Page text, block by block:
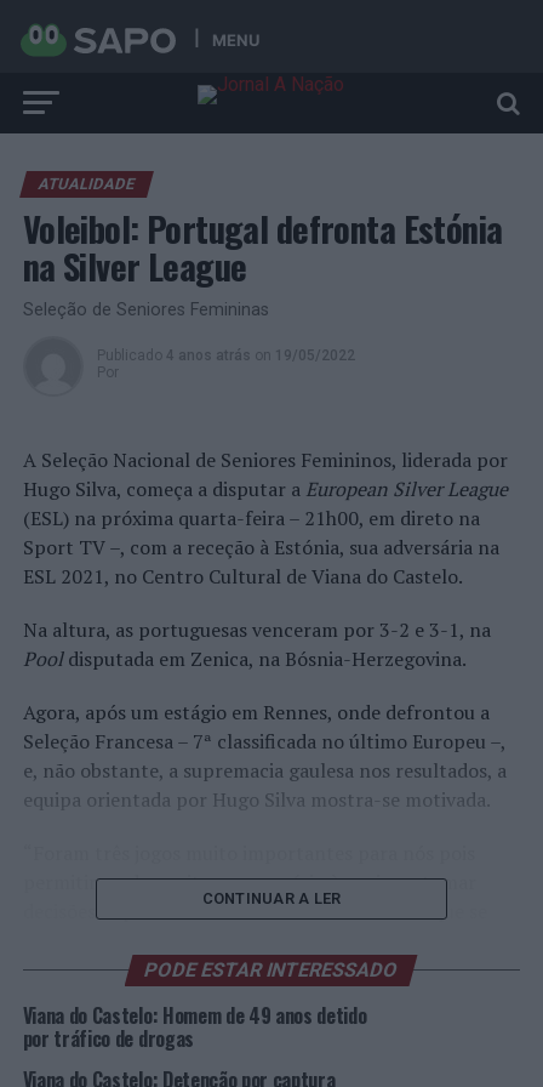
MENU
ATUALIDADE
Voleibol: Portugal defronta Estónia
na Silver League
Seleção de Seniores Femininas
Publicado 4 anos atrás on 19/05/2022
Por
A Seleção Nacional de Seniores Femininos, liderada por
Hugo Silva, começa a disputar a European Silver League
(ESL) na próxima quarta-feira – 21h00, em direto na
Sport TV –, com a receção à Estónia, sua adversária na
ESL 2021, no Centro Cultural de Viana do Castelo.
Na altura, as portuguesas venceram por 3-2 e 3-1, na
Pooldisputada em Zenica, na Bósnia-Herzegovina.
Agora, após um estágio em Rennes, onde defrontou a
Seleção Francesa – 7ª classificada no último Europeu –,
e, não obstante, a supremacia gaulesa nos resultados, a
equipa orientada por Hugo Silva mostra-se motivada.
permitiram dar o ritmo necessário à equipa e tomar
decisões importantes relativamente às atletas que se
aí vêm. NestaSilver League[Portugal, Estónia,
difícil será a Suécia, mas a minha preocupação é a nossa
Seleção e é com as nossas jogadoras que quero deixar
CONTINUAR A LER
PODE ESTAR INTERESSADO
Viana do Castelo: Homem de 49 anos detido
por tráfico de drogas
Viana do Castelo: Detenção por captura